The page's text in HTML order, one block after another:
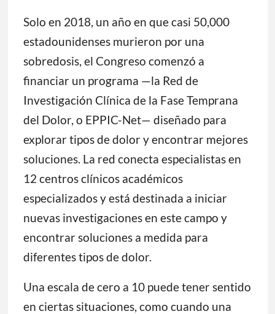
Solo en 2018, un año en que casi 50,000
estadounidenses murieron por una
sobredosis, el Congreso comenzó a
financiar un programa —la Red de
Investigación Clínica de la Fase Temprana
del Dolor, o EPPIC-Net— diseñado para
explorar tipos de dolor y encontrar mejores
soluciones. La red conecta especialistas en
12 centros clínicos académicos
especializados y está destinada a iniciar
nuevas investigaciones en este campo y
encontrar soluciones a medida para
diferentes tipos de dolor.
Una escala de cero a 10 puede tener sentido
en ciertas situaciones, como cuando una